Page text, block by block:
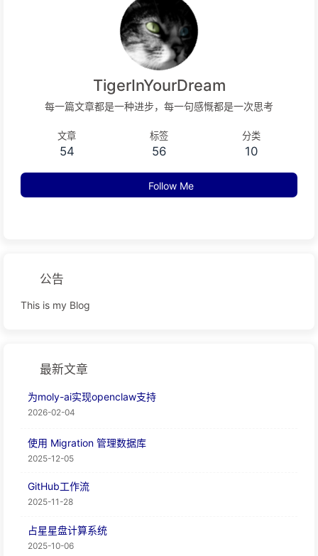
TigerInYourDream
每一篇文章都是一种进步，每一句感慨都是一次思考
文章
54
标签
56
分类
10
Follow Me
公告
This is my Blog
最新文章
为moly-ai实现openclaw支持
2026-02-04
使用 Migration 管理数据库
2025-12-05
GitHub工作流
2025-11-28
占星星盘计算系统
2025-10-06